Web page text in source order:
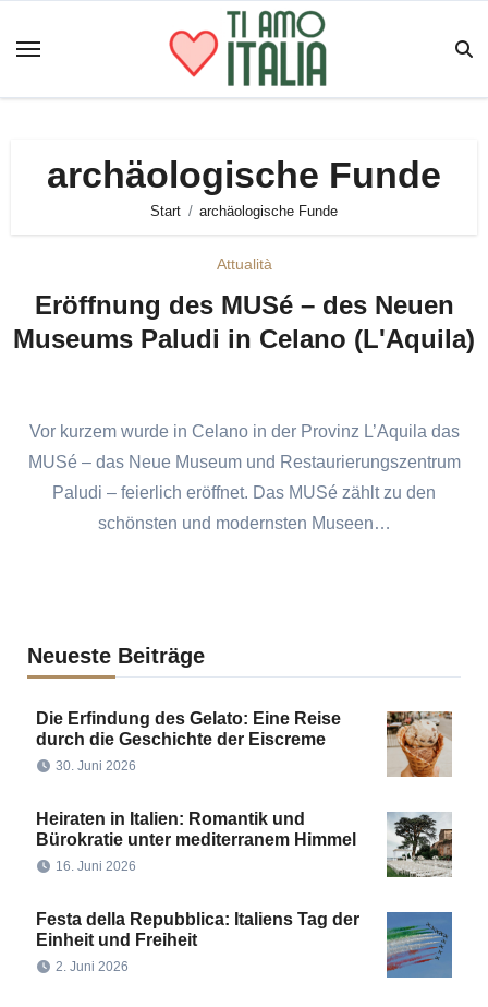
Inhalt
archäologische Funde
Start archäologische Funde
Attualità
Eröffnung des MUSé – des Neuen
Museums Paludi in Celano (L'Aquila)
Vor kurzem wurde in Celano in der Provinz L’Aquila das
MUSé – das Neue Museum und Restaurierungszentrum
Paludi – feierlich eröffnet. Das MUSé zählt zu den
schönsten und modernsten Museen…
Neueste Beiträge
Die Erfindung des Gelato: Eine Reise
durch die Geschichte der Eiscreme
30. Juni 2026
Heiraten in Italien: Romantik und
Bürokratie unter mediterranem Himmel
16. Juni 2026
Festa della Repubblica: Italiens Tag der
Einheit und Freiheit
2. Juni 2026